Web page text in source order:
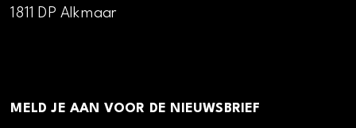
1811 DP Alkmaar
MELD JE AAN VOOR DE NIEUWSBRIEF